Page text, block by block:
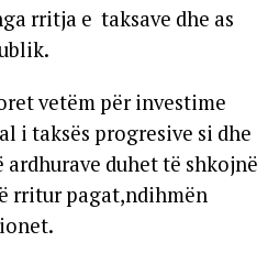
rritja e taksave dhe as
vetëm për investime
i taksës progresive si dhe
duhet të shkojnë
rritur pagat,ndihmën